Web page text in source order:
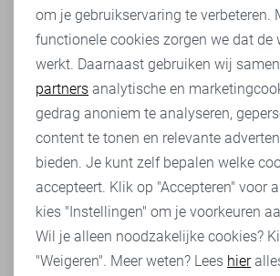
veelzijdig én stijlvol is. Met de nieuwe
Day najaarscollectie 2026 ben je
klaar voor...
Ontdek nu
Heb je dit al eens bekeken?
Personalisatie cookies
Analytische cookies
Marketing cookies
om je gebruikservaring te verbeteren.
functionele cookies zorgen we dat de
werkt. Daarnaast gebruiken wij
partners analytische en
gedrag anoniem te analyseren,
content te tonen en relevante
bieden. Je kunt zelf bepalen welke
accepteert. Klik op "Accepteren" voor
kies "Instellingen" om je voorkeuren
Wil je alleen noodzakelijke cookies?
"Weigeren". Meer weten? Lees hier